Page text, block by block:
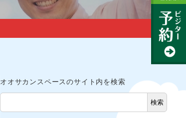
オオサカンスペースのサイト内を検索
検索